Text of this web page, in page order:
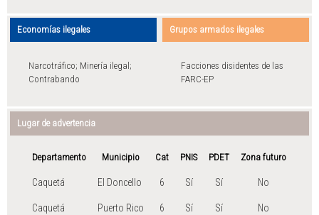
Economías ilegales
Narcotráfico; Minería ilegal;
Contrabando
Grupos armados ilegales
Facciones disidentes de las
FARC-EP
Lugar de advertencia
Departamento Municipio Cat PNIS PDET Zona futuro
Caquetá El Doncello 6 Sí Sí No
Caquetá Puerto Rico 6 Sí Sí No